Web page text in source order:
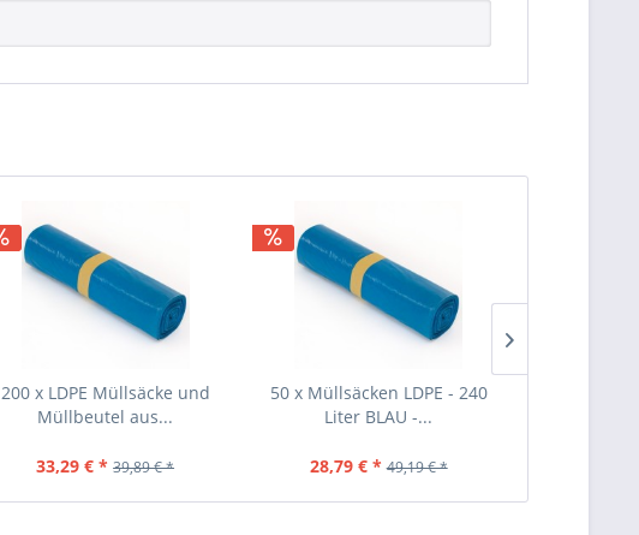
200 x LDPE Müllsäcke und
Müllbeutel aus...
33,29 € * 39,89 € *
50 x Müllsäcken LDPE - 240
Liter BLAU -...
28,79 € * 49,19 € *